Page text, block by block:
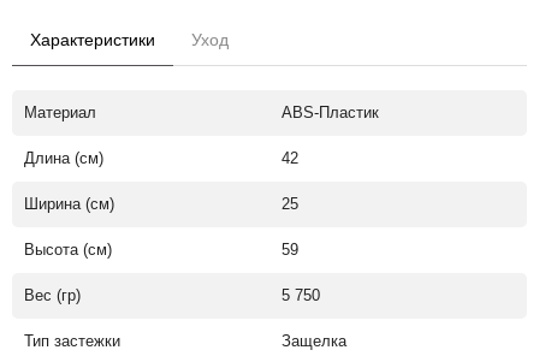
Характеристики Уход
Материал ABS-Пластик
Длина (см) 42
Ширина (см) 25
Высота (см) 59
Вес (гр) 5 750
Тип застежки Защелка